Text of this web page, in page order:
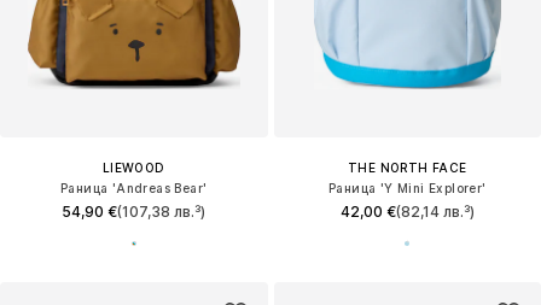
LIEWOOD
Раница 'Andreas Bear'
54,90 €(107,38 лв.³)
THE NORTH FACE
Раница 'Y Mini Explorer'
42,00 €(82,14 лв.³)